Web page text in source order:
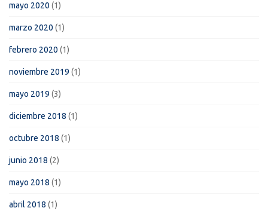
mayo 2020 (1)
marzo 2020 (1)
febrero 2020 (1)
noviembre 2019 (1)
mayo 2019 (3)
diciembre 2018 (1)
octubre 2018 (1)
junio 2018 (2)
mayo 2018 (1)
abril 2018 (1)